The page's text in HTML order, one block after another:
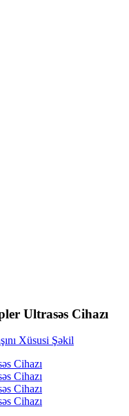
Ultrasəs Cihazı